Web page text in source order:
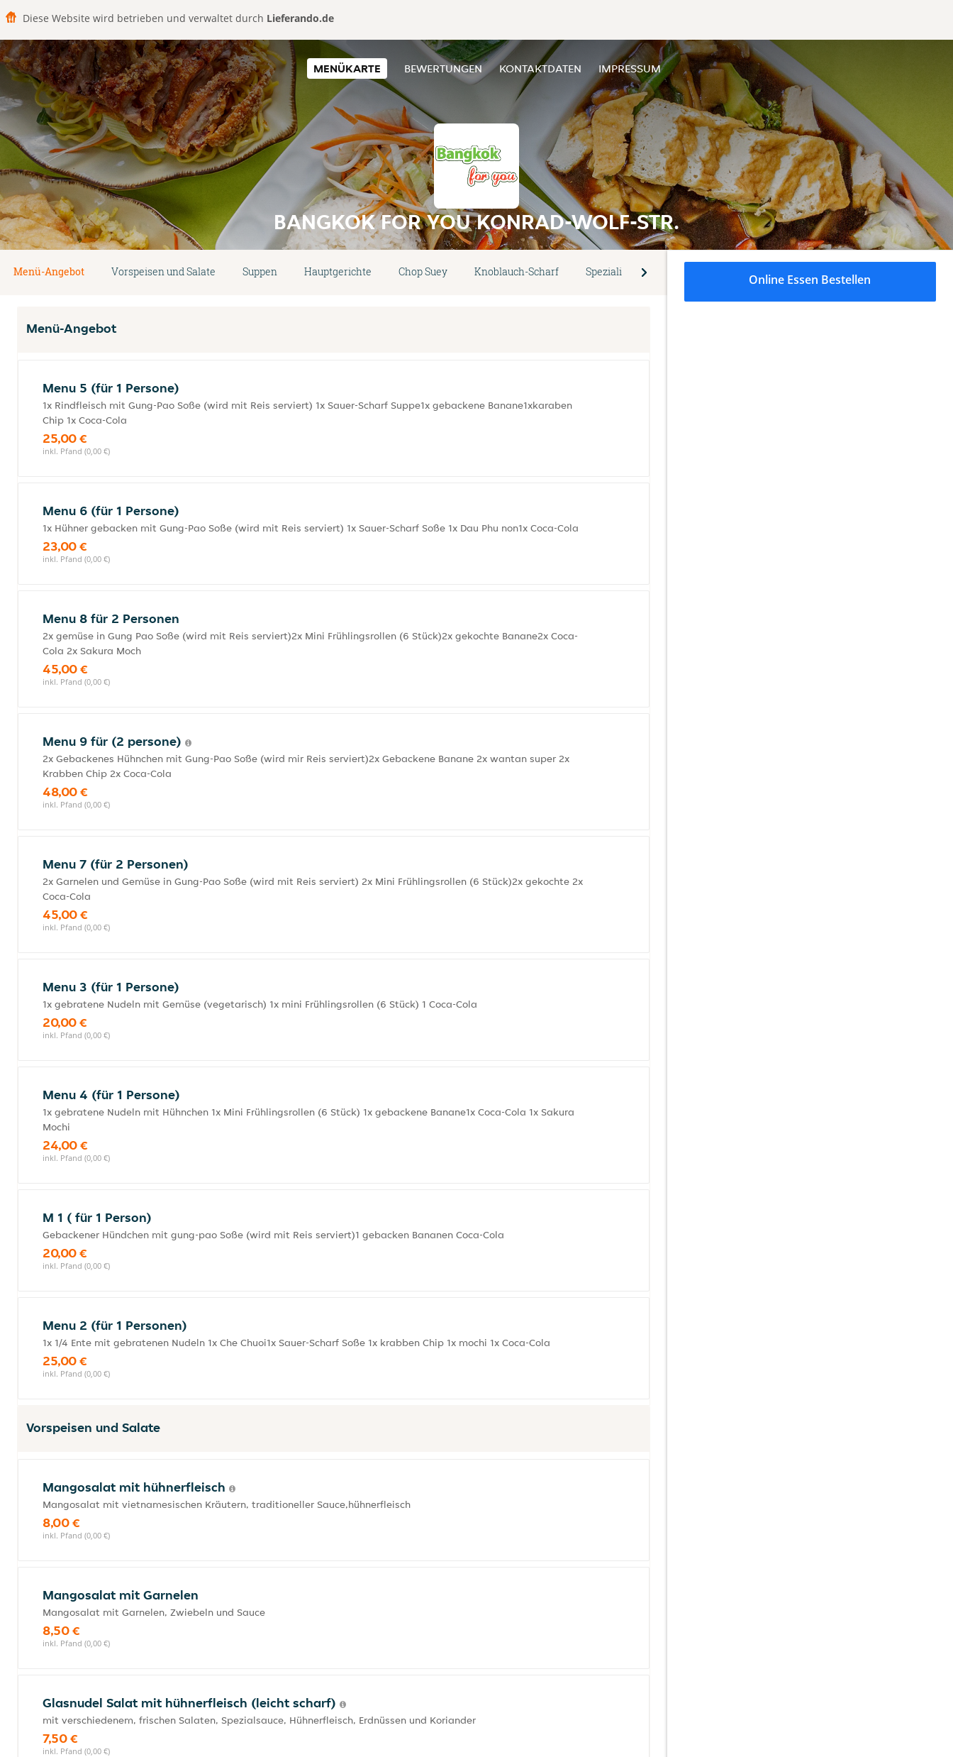
Diese Website wird betrieben und verwaltet durch Lieferando.de
MENÜKARTE BEWERTUNGEN KONTAKTDATEN IMPRESSUM
BANGKOK FOR YOU KONRAD-WOLF-STR.
Menü-Angebot Vorspeisen und Salate Suppen Hauptgerichte Chop Suey Knoblauch-Scharf Spezialitäten des Hauses Vietnamesische Spezialitäten
Menü-Angebot
Menu 5 (für 1 Persone)
1x Rindfleisch mit Gung-Pao Soße (wird mit Reis serviert) 1x Sauer-Scharf Suppe1x gebackene Banane1xkaraben
Chip 1x Coca-Cola
25,00 €
inkl. Pfand (0,00 €)
Menu 6 (für 1 Persone)
1x Hühner gebacken mit Gung-Pao Soße (wird mit Reis serviert) 1x Sauer-Scharf Soße 1x Dau Phu non1x Coca-Cola
23,00 €
inkl. Pfand (0,00 €)
Menu 8 für 2 Personen
2x gemüse in Gung Pao Soße (wird mit Reis serviert)2x Mini Frühlingsrollen (6 Stück)2x gekochte Banane2x Coca-
Cola 2x Sakura Moch
45,00 €
inkl. Pfand (0,00 €)
Menu 9 für (2 persone)
2x Gebackenes Hühnchen mit Gung-Pao Soße (wird mir Reis serviert)2x Gebackene Banane 2x wantan super 2x
Krabben Chip 2x Coca-Cola
48,00 €
inkl. Pfand (0,00 €)
Menu 7 (für 2 Personen)
2x Garnelen und Gemüse in Gung-Pao Soße (wird mit Reis serviert) 2x Mini Frühlingsrollen (6 Stück)2x gekochte 2x
Coca-Cola
45,00 €
inkl. Pfand (0,00 €)
Menu 3 (für 1 Persone)
1x gebratene Nudeln mit Gemüse (vegetarisch) 1x mini Frühlingsrollen (6 Stück) 1 Coca-Cola
20,00 €
inkl. Pfand (0,00 €)
Menu 4 (für 1 Persone)
1x gebratene Nudeln mit Hühnchen 1x Mini Frühlingsrollen (6 Stück) 1x gebackene Banane1x Coca-Cola 1x Sakura
Mochi
24,00 €
inkl. Pfand (0,00 €)
M 1 ( für 1 Person)
Gebackener Hündchen mit gung-pao Soße (wird mit Reis serviert)1 gebacken Bananen Coca-Cola
20,00 €
inkl. Pfand (0,00 €)
Menu 2 (für 1 Personen)
1x 1/4 Ente mit gebratenen Nudeln 1x Che Chuoi1x Sauer-Scharf Soße 1x krabben Chip 1x mochi 1x Coca-Cola
25,00 €
inkl. Pfand (0,00 €)
Vorspeisen und Salate
Mangosalat mit hühnerfleisch
Mangosalat mit vietnamesischen Kräutern, traditioneller Sauce,hühnerfleisch
8,00 €
inkl. Pfand (0,00 €)
Mangosalat mit Garnelen
Mangosalat mit Garnelen, Zwiebeln und Sauce
8,50 €
inkl. Pfand (0,00 €)
Glasnudel Salat mit hühnerfleisch (leicht scharf)
mit verschiedenem, frischen Salaten, Spezialsauce, Hühnerfleisch, Erdnüssen und Koriander
7,50 €
inkl. Pfand (0,00 €)
Online Essen Bestellen